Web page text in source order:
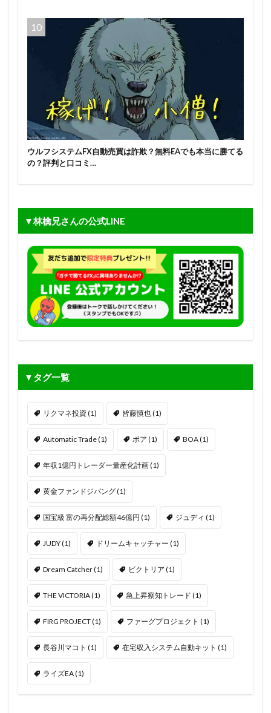
ウルフシステムFX自動売買は詐欺？無料EAでも本当に勝てる
の？評判と口コミ…
▼林檎兄さんの公式LINE
▼タグ一覧
リクマネ投資(1) 皆藤慎也(1)
Automatic Trade(1) ボア (1) BOA(1)
年収1億円トレーダー量産化計画(1)
黄金ファンドジパング(1)
国宝級 富の再分配総額46億円 (1) ジュディ (1)
JUDY(1) ドリームキャッチャー (1)
Dream Catcher(1) ビクトリア (1)
THE VICTORIA(1) 急上昇察知トレード (1)
FIRG PROJECT(1) ファーグプロジェクト (1)
長谷川マコト (1) 在宅収入システム自動キット (1)
ライズEA(1)